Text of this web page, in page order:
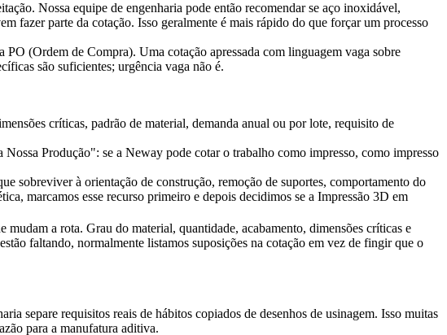
Nossa equipe de engenharia pode então recomendar se aço inoxidável,
fazer parte da cotação. Isso geralmente é mais rápido do que forçar um processo
PO (Ordem de Compra). Uma cotação apressada com linguagem vaga sobre
são suficientes; urgência vaga não é.
críticas, padrão de material, demanda anual ou por lote, requisito de
Produção": se a Neway pode cotar o trabalho como impresso, como impresso
sobreviver à orientação de construção, remoção de suportes, comportamento do
marcamos esse recurso primeiro e depois decidimos se a Impressão 3D em
a rota. Grau do material, quantidade, acabamento, dimensões críticas e
faltando, normalmente listamos suposições na cotação em vez de fingir que o
separe requisitos reais de hábitos copiados de desenhos de usinagem. Isso muitas
para a manufatura aditiva.